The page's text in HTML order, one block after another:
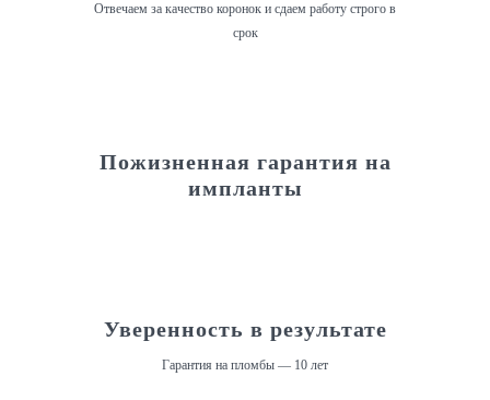
Отвечаем за качество коронок и сдаем работу строго в
срок
Пожизненная гарантия на
импланты
Уверенность в результате
Гарантия на пломбы — 10 лет